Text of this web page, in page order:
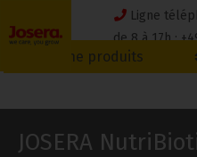
to
Ligne
de 8 à 17h :
Recherche produits
JOSERA